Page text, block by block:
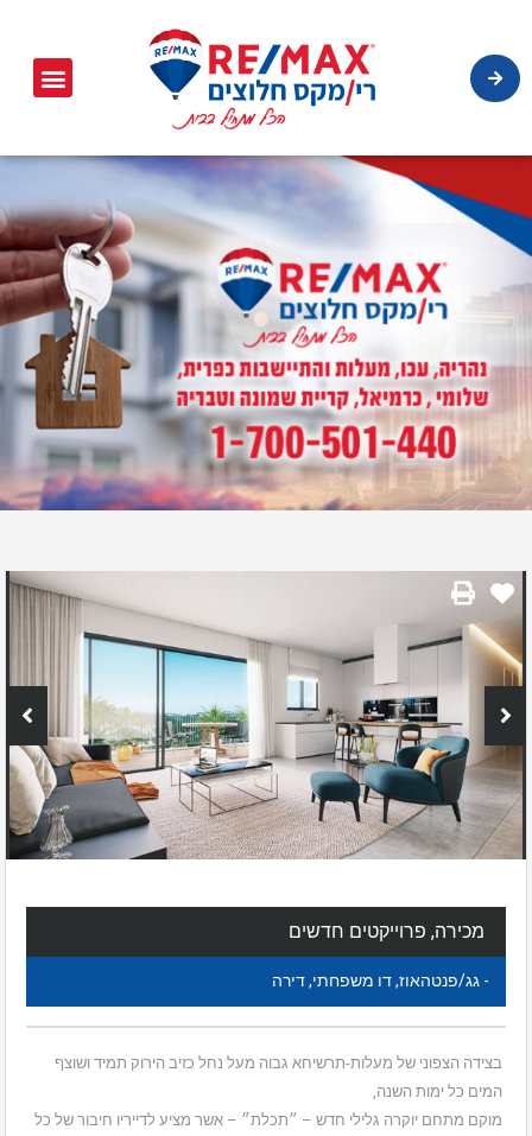
מכירה, פרוייקטים חדשים
- גג/פנטהאוז, דו משפחתי, דירה
בצידה הצפוני של מעלות-תרשיחא גבוה מעל נחל כזיב הירוק תמיד ושוצף
המים כל ימות השנה,
מוקם מתחם יוקרה גלילי חדש – ״תכלת״ – אשר מציע לדייריו חיבור של כל